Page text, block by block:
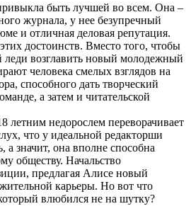
быть лучшей во всем. Она –
журнала, у нее безупречный
и отличная деловая репутация.
достоинств. Вместо того, чтобы
леди возглавить новый молодежный
человека смелых взглядов на
способного дать творческий
а затем и читательской
летним недорослем переворачивает
что у идеальной редакторши
а значит, она вполне способна
обществу. Начальство
предлагая Алисе новый
карьеры. Но вот что
влюбился не на шутку?